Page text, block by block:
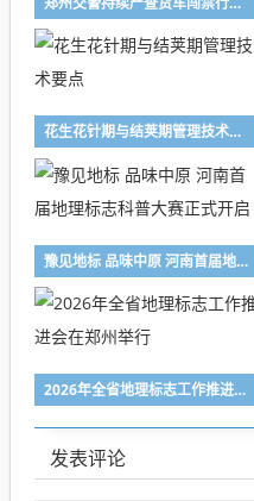
花生花针期与结荚期管理技术要点
豫见地标 品味中原 河南首届地理标志科普大赛正式开启
2026年全省地理标志工作推进会在郑州举行
发表评论